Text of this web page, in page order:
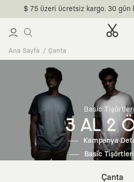
$ 75 üzeri ücretsiz kargo. 30 gün
Ana Sayfa Çanta
Basic
3 AL 2
Kampanya
Basic
Çanta